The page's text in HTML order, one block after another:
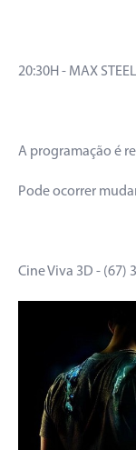
20:30H - MAX
A programação é
Pode ocorrer
Cine Viva 3D - (67)